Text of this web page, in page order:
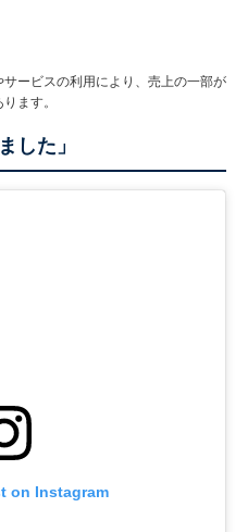
ービスの利用により、売上の一部が
ます。
した」
on Instagram